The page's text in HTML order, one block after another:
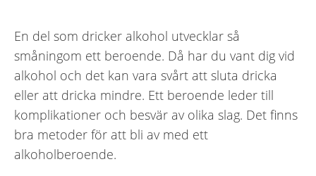
En del som dricker alkohol utvecklar så
småningom ett beroende. Då har du vant dig vid
alkohol och det kan vara svårt att sluta dricka
eller att dricka mindre. Ett beroende leder till
komplikationer och besvär av olika slag. Det finns
bra metoder för att bli av med ett
alkoholberoende.